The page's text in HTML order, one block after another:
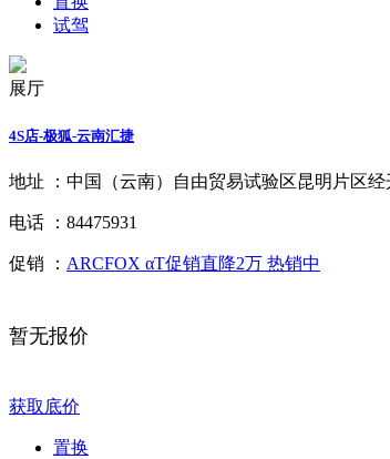
试驾
展厅
4S店-极狐-云南汇捷
地址 ： 中国（云南）自由贸易试验区昆明片区
电话 ： 84475931
促销 ： ARCFOX αT促销直降2万 热销中
暂无报价
获取底价
置换